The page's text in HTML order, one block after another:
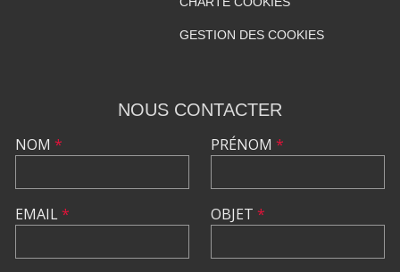
GESTION DES COOKIES
NOUS CONTACTER
NOM *
EMAIL*
PRÉNOM *
OBJET *